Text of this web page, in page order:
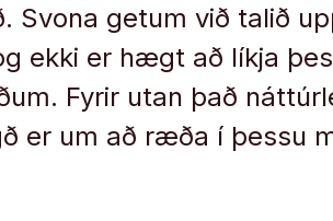
getum við talið
ekki er hægt að líkja
Fyrir utan það
er um að ræða í þessu